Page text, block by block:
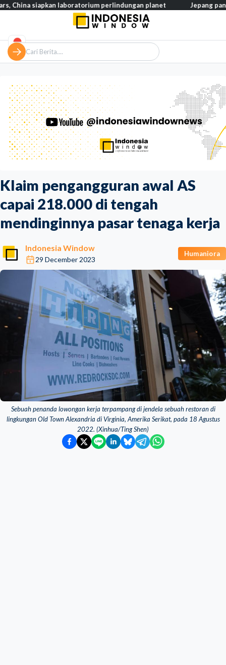
Klaim pengangguran awal AS
capai 218.000 di tengah
mendinginnya pasar tenaga kerja
Indonesia Window
29 December 2023
Humaniora
Sebuah penanda lowongan kerja terpampang di jendela sebuah restoran di
lingkungan Old Town Alexandria di Virginia, Amerika Serikat, pada 18 Agustus
2022. (Xinhua/Ting Shen)
laboratorium perlindungan planet Jepang pangkas